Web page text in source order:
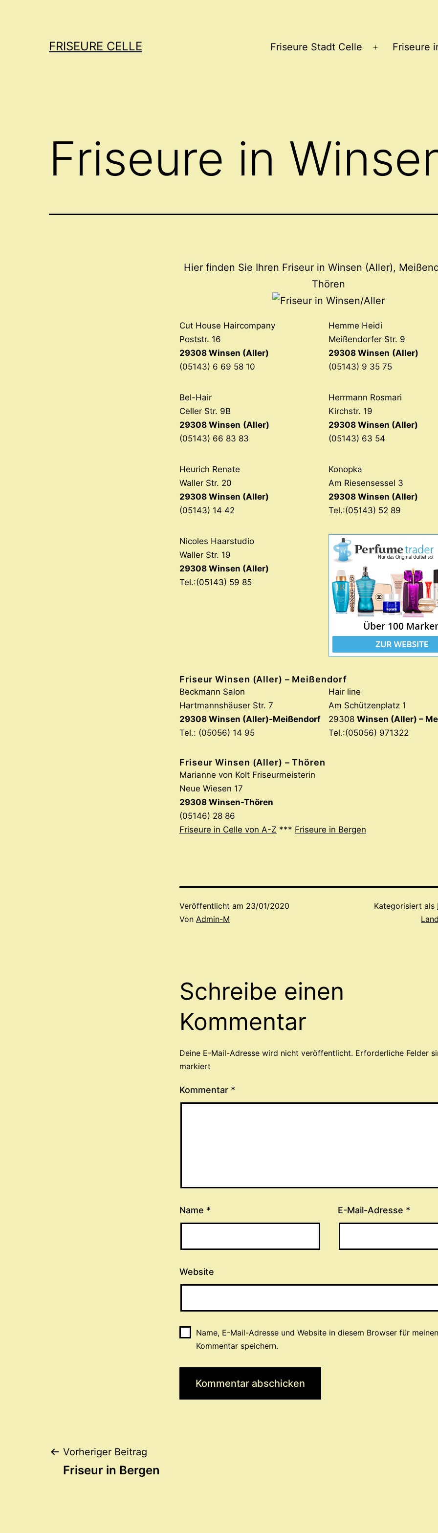
FRISEURE CELLE Friseure Stadt Celle
Menü
Friseure
Friseure in
Hier finden Sie Ihren Friseur in Winsen (Aller),
Thören
Cut House Haircompany
Poststr. 16
29308 Winsen (Aller)
(05143) 6 69 58 10
Hemme Heidi
Meißendorfer Str. 9
29308 Winsen (Aller)
(05143) 9 35 75
Bel-Hair
Celler Str. 9B
29308 Winsen (Aller)
(05143) 66 83 83
Herrmann Rosmari
Kirchstr. 19
29308 Winsen (Aller)
(05143) 63 54
Heurich Renate
Waller Str. 20
29308 Winsen (Aller)
(05143) 14 42
Konopka
Am Riesensessel 3
29308 Winsen (Aller)
Tel.:(05143) 52 89
Nicoles Haarstudio
Waller Str. 19
29308 Winsen (Aller)
Tel.:(05143) 59 85
Friseur Winsen (Aller) – Meißendorf
Beckmann Salon
Hartmannshäuser Str. 7
29308 Winsen (Aller)-Meißendorf
Tel.: (05056) 14 95
Hair line
Am Schützenplatz 1
29308 Winsen (Aller) –
Tel.:(05056) 971322
Friseur Winsen (Aller) – Thören
Marianne von Kolt Friseurmeisterin
Neue Wiesen 17
29308 Winsen-Thören
(05146) 28 86
Friseure in Celle von A-Z *** Friseure in Bergen
Veröffentlicht am 23/01/2020
Von Admin-M
Kategorisiert als
Schreibe einen
Kommentar
Deine E-Mail-Adresse wird nicht veröffentlicht. Erforderliche Felder
markiert
Kommentar *
Name * E-Mail-Adresse *
Website
Name, E-Mail-Adresse und Website in diesem Browser für
Kommentar speichern.
Beitragsnavigation
Vorheriger Beitrag
Friseur in Bergen